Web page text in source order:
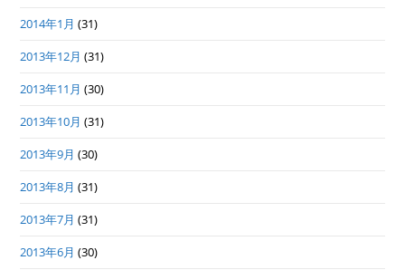
2014年1月 (31)
2013年12月 (31)
2013年11月 (30)
2013年10月 (31)
2013年9月 (30)
2013年8月 (31)
2013年7月 (31)
2013年6月 (30)